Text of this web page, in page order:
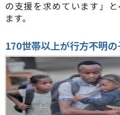
の支援を求めています」
ます。
170世帯以上が行方不明